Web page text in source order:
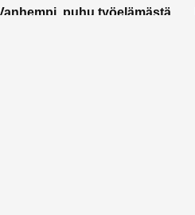
puhu työelämästä